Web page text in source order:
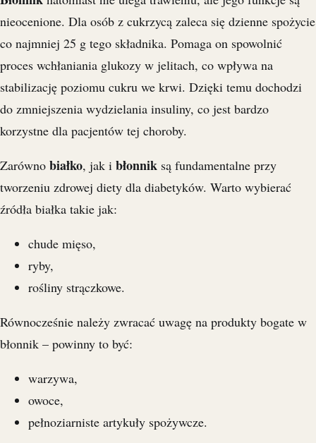
nieocenione. Dla osób z cukrzycą zaleca się dzienne spożycie
co najmniej 25 g tego składnika. Pomaga on spowolnić
proces wchłaniania glukozy w jelitach, co wpływa na
stabilizację poziomu cukru we krwi. Dzięki temu dochodzi
do zmniejszenia wydzielania insuliny, co jest bardzo
korzystne dla pacjentów tej choroby.
Zarówno białko, jak i błonnik są fundamentalne przy
tworzeniu zdrowej diety dla diabetyków. Warto wybierać
źródła białka takie jak:
chude mięso,
ryby,
rośliny strączkowe.
Równocześnie należy zwracać uwagę na produkty bogate w
błonnik – powinny to być:
warzywa,
owoce,
pełnoziarniste artykuły spożywcze.